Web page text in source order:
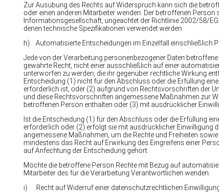
Zur Ausübung des Rechts auf Widerspruch kann sich die
oder einen anderen Mitarbeiter wenden. Der betroffenen
Informationsgesellschaft, ungeachtet der Richtlinie 2002/58/
denen technische Spezifikationen verwendet werden.
h) Automatisierte Entscheidungen im Einzelfall einschließlich
Jede von der Verarbeitung personenbezogener Daten
gewährte Recht, nicht einer ausschließlich auf einer
unterworfen zu werden, die ihr gegenüber rechtliche Wirkung
Entscheidung (1) nicht für den Abschluss oder die Erfüllung
erforderlich ist, oder (2) aufgrund von Rechtsvorschriften der
und diese Rechtsvorschriften angemessene Maßnahmen zur
betroffenen Person enthalten oder (3) mit ausdrücklicher
Ist die Entscheidung (1) für den Abschluss oder die Erfüllung
erforderlich oder (2) erfolgt sie mit ausdrücklicher Einwilligung
angemessene Maßnahmen, um die Rechte und Freiheiten
mindestens das Recht auf Erwirkung des Eingreifens einer
auf Anfechtung der Entscheidung gehört.
Möchte die betroffene Person Rechte mit Bezug auf
Mitarbeiter des für die Verarbeitung Verantwortlichen wenden.
i) Recht auf Widerruf einer datenschutzrechtlichen